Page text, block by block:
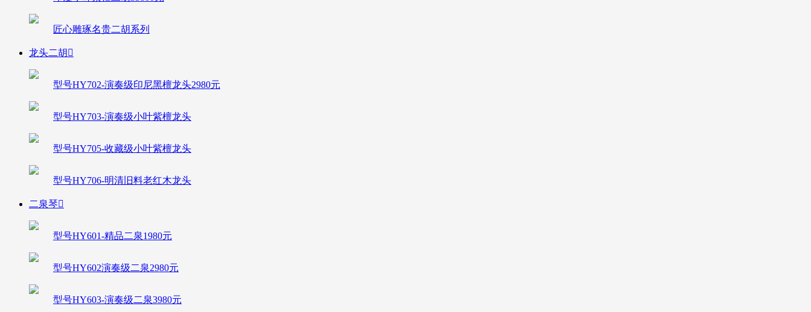
匠心雕琢名贵二胡系列
龙头二胡 
型号HY702-演奏级印尼黑檀龙头2980元
型号HY703-演奏级小叶紫檀龙头
型号HY705-收藏级小叶紫檀龙头
型号HY706-明清旧料老红木龙头
二泉琴
型号HY601-精品二泉1980元
型号HY602演奏级二泉2980元
型号HY603-演奏级二泉3980元